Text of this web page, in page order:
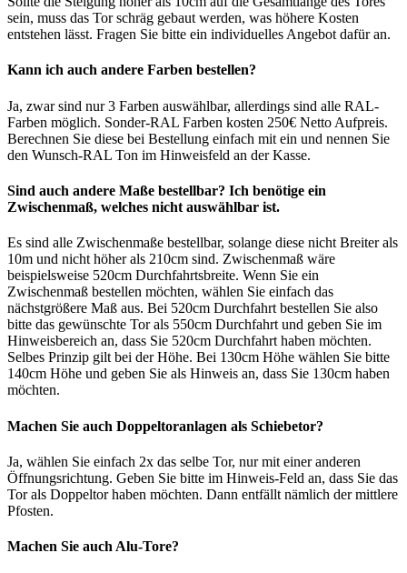
sein, muss das Tor schräg gebaut werden, was höhere Kosten
entstehen lässt. Fragen Sie bitte ein individuelles Angebot dafür an.
Kann ich auch andere Farben bestellen?
Ja, zwar sind nur 3 Farben auswählbar, allerdings sind alle RAL-
Farben möglich. Sonder-RAL Farben kosten 250€ Netto Aufpreis.
Berechnen Sie diese bei Bestellung einfach mit ein und nennen Sie
den Wunsch-RAL Ton im Hinweisfeld an der Kasse.
Sind auch andere Maße bestellbar? Ich benötige ein
Zwischenmaß, welches nicht auswählbar ist.
Es sind alle Zwischenmaße bestellbar, solange diese nicht Breiter als
10m und nicht höher als 210cm sind. Zwischenmaß wäre
beispielsweise 520cm Durchfahrtsbreite. Wenn Sie ein
Zwischenmaß bestellen möchten, wählen Sie einfach das
nächstgrößere Maß aus. Bei 520cm Durchfahrt bestellen Sie also
bitte das gewünschte Tor als 550cm Durchfahrt und geben Sie im
Hinweisbereich an, dass Sie 520cm Durchfahrt haben möchten.
Selbes Prinzip gilt bei der Höhe. Bei 130cm Höhe wählen Sie bitte
140cm Höhe und geben Sie als Hinweis an, dass Sie 130cm haben
möchten.
Machen Sie auch Doppeltoranlagen als Schiebetor?
Ja, wählen Sie einfach 2x das selbe Tor, nur mit einer anderen
Öffnungsrichtung. Geben Sie bitte im Hinweis-Feld an, dass Sie das
Tor als Doppeltor haben möchten. Dann entfällt nämlich der mittlere
Pfosten.
Machen Sie auch Alu-Tore?